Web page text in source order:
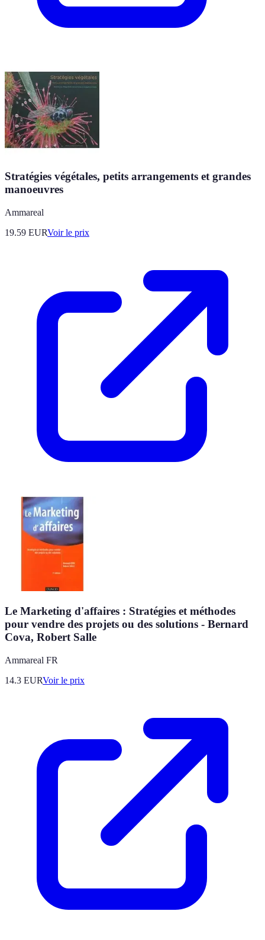
Stratégies végétales, petits arrangements et grandes
manoeuvres
Ammareal
19.59 EURVoir le prix
Le Marketing d'affaires : Stratégies et méthodes
pour vendre des projets ou des solutions - Bernard
Cova, Robert Salle
Ammareal FR
14.3 EURVoir le prix